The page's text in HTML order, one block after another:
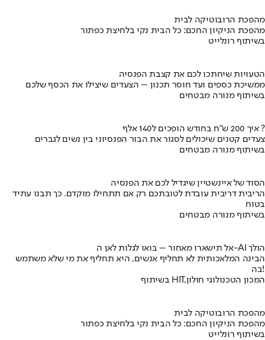
מהפכת הרובוטיקה לבית
מהפכת הניקיון החכם: כל הבית נקי בלחיצת כפתור
בשיתוף רונלייט
הטעויות שיחתכו לכם את קצבת הפנסיה
ממשיכת כספים ועד חוסר תכנון – הצעדים שיצילו את הכסף שלכם
בשיתוף מנורה מבטחים
איך 200 ש"ח בחודש הופכים ל140 אלף ?
צעדים קטנים שיכולים לסגור את הבור הפנסיוני בין נשים לגברים
בשיתוף מנורה מבטחים
הסוד של איינשטיין שיגדיל לכם את הפנסיה
הריבית דריבית עובדת לטובתכם רק אם תתחילו מוקדם. כך תבנו עתיד
בטוח
בשיתוף מנורה מבטחים
אל תישארו מאחור – בואו לגלות לאן ה-AI הולך
הבינה המלאכותית לא תחליף אנשים, היא תחליף את מי שלא משתמש
בה!
בשיתוף HIT,המכון הטכנולוגי חולון
מהפכת הרובוטיקה לבית
מהפכת הניקיון החכם: כל הבית נקי בלחיצת כפתור
בשיתוף רונלייט